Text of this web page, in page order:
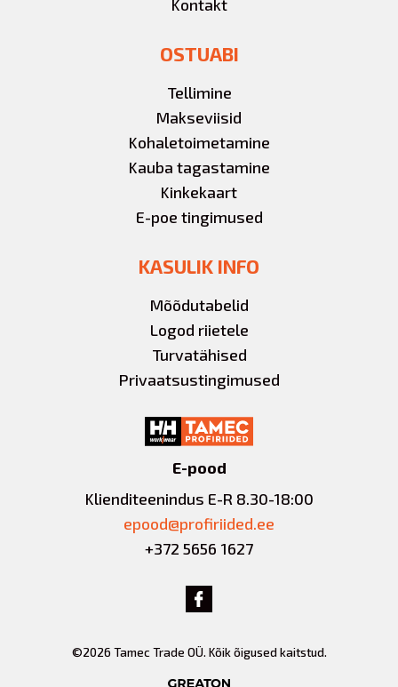
Kontakt
OSTUABI
Tellimine
Makseviisid
Kohaletoimetamine
Kauba tagastamine
Kinkekaart
E-poe tingimused
KASULIK INFO
Mõõdutabelid
Logod riietele
Turvatähised
Privaatsustingimused
E-pood
Klienditeenindus E-R 8.30-18:00
epood@profiriided.ee
+372 5656 1627
©2026 Tamec Trade OÜ. Kõik õigused kaitstud.